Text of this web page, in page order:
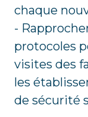
chaque
-
protocoles
visites des
les
de sécurité